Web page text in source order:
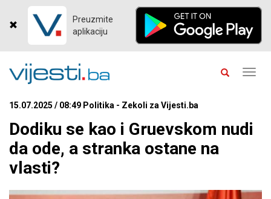
Preuzmite
aplikaciju
15.07.2025 / 08:49 Politika - Zekoli za Vijesti.ba
Dodiku se kao i Gruevskom nudi
da ode, a stranka ostane na
vlasti?